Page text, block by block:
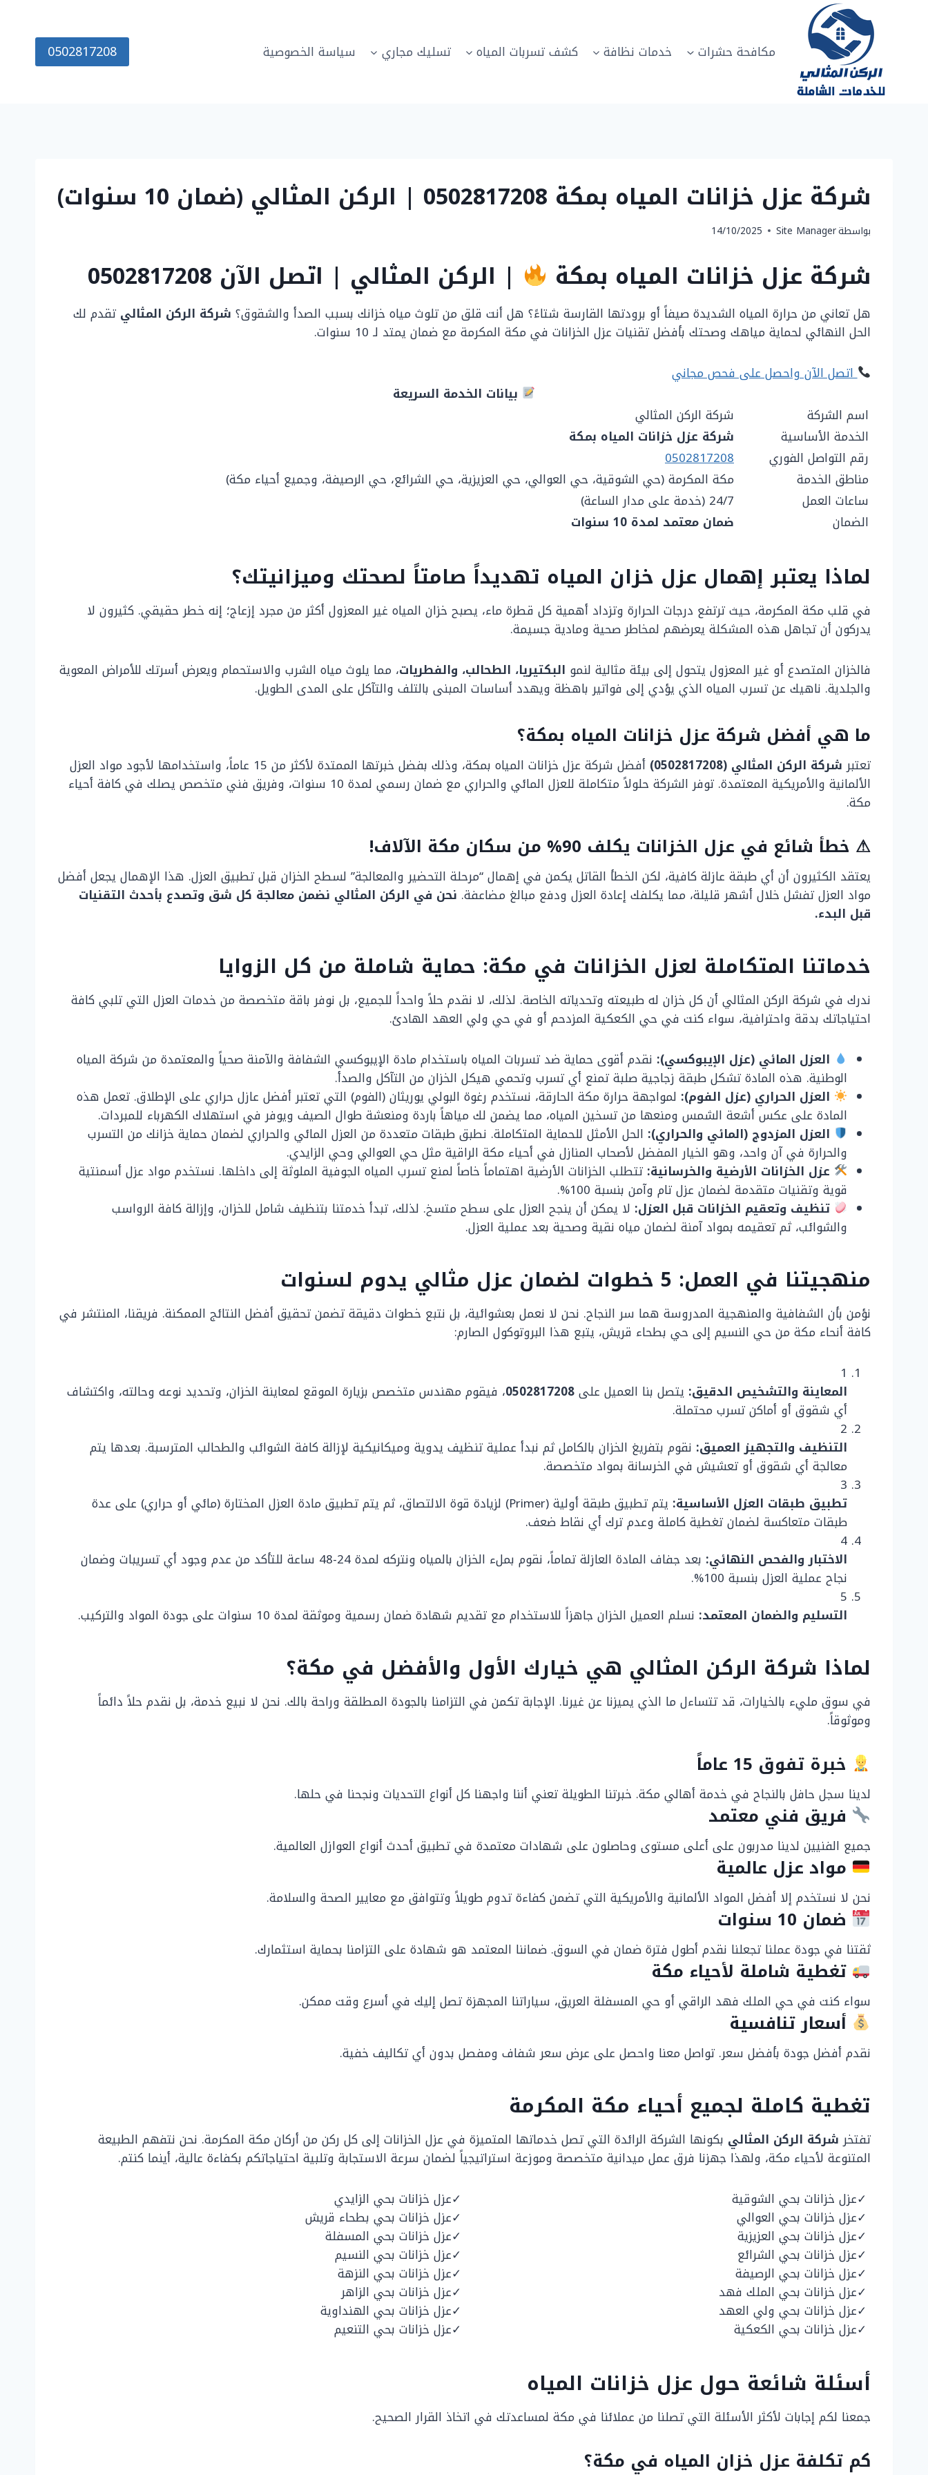
مكافحة حشرات خدمات نظافة كشف تسربات المياه تسليك مجاري سياسة الخصوصية 0502817208
شركة عزل خزانات المياه بمكة 0502817208 | الركن المثالي (ضمان 10 سنوات)
بواسطةSite Manager
14/10/2025
شركة عزل خزانات المياه بمكة | الركن المثالي | اتصل الآن 0502817208
هل تعاني من حرارة المياه الشديدة صيفاً أو برودتها القارسة شتاءً؟ هل أنت قلق من تلوث مياه خزانك بسبب الصدأ والشقوق؟ شركة الركن المثالي تقدم لك
الحل النهائي لحماية مياهك وصحتك بأفضل تقنيات عزل الخزانات في مكة المكرمة مع ضمان يمتد لـ 10 سنوات.
اتصل الآن واحصل على فحص مجاني
بيانات الخدمة السريعة
اسم الشركة
شركة الركن المثالي
الخدمة الأساسية
شركة عزل خزانات المياه بمكة
رقم التواصل الفوري
0502817208
مناطق الخدمة
مكة المكرمة (حي الشوقية، حي العوالي، حي العزيزية، حي الشرائع، حي الرصيفة، وجميع أحياء مكة)
ساعات العمل
24/7 (خدمة على مدار الساعة)
الضمان
ضمان معتمد لمدة 10 سنوات
لماذا يعتبر إهمال عزل خزان المياه تهديداً صامتاً لصحتك وميزانيتك؟
في قلب مكة المكرمة، حيث ترتفع درجات الحرارة وتزداد أهمية كل قطرة ماء، يصبح خزان المياه غير المعزول أكثر من مجرد إزعاج؛ إنه خطر حقيقي. كثيرون لا
يدركون أن تجاهل هذه المشكلة يعرضهم لمخاطر صحية ومادية جسيمة.
فالخزان المتصدع أو غير المعزول يتحول إلى بيئة مثالية لنمو البكتيريا، الطحالب، والفطريات، مما يلوث مياه الشرب والاستحمام ويعرض أسرتك للأمراض المعوية
والجلدية. ناهيك عن تسرب المياه الذي يؤدي إلى فواتير باهظة ويهدد أساسات المبنى بالتلف والتآكل على المدى الطويل.
ما هي أفضل شركة عزل خزانات المياه بمكة؟
تعتبر شركة الركن المثالي (0502817208)
أفضل شركة عزل خزانات المياه بمكة، وذلك بفضل خبرتها الممتدة لأكثر من 15 عاماً، واستخدامها لأجود مواد العزل
الألمانية والأمريكية المعتمدة. توفر الشركة حلولاً متكاملة للعزل المائي والحراري مع ضمان رسمي لمدة 10 سنوات، وفريق فني متخصص يصلك في كافة أحياء
مكة.
⚠ خطأ شائع في عزل الخزانات يكلف 90% من سكان مكة الآلاف!
يعتقد الكثيرون أن أي طبقة عازلة كافية، لكن الخطأ القاتل يكمن في إهمال “مرحلة التحضير والمعالجة” لسطح الخزان قبل تطبيق العزل. هذا الإهمال يجعل أفضل
مواد العزل تفشل خلال أشهر قليلة، مما يكلفك إعادة العزل ودفع مبالغ مضاعفة. نحن في الركن المثالي نضمن معالجة كل شق وتصدع بأحدث التقنيات
قبل البدء.
خدماتنا المتكاملة لعزل الخزانات في مكة: حماية شاملة من كل الزوايا
ندرك في شركة الركن المثالي أن كل خزان له طبيعته وتحدياته الخاصة. لذلك، لا نقدم حلاً واحداً للجميع، بل نوفر باقة متخصصة من خدمات العزل التي تلبي كافة
احتياجاتك بدقة واحترافية، سواء كنت في حي الكعكية المزدحم أو في حي ولي العهد الهادئ.
العزل المائي (عزل الإيبوكسي): نقدم أقوى حماية ضد تسربات المياه باستخدام مادة الإيبوكسي الشفافة والآمنة صحياً والمعتمدة من شركة المياه
الوطنية. هذه المادة تشكل طبقة زجاجية صلبة تمنع أي تسرب وتحمي هيكل الخزان من التآكل والصدأ.
العزل الحراري (عزل الفوم): لمواجهة حرارة مكة الحارقة، نستخدم رغوة البولي يوريثان (الفوم) التي تعتبر أفضل عازل حراري على الإطلاق. تعمل هذه
المادة على عكس أشعة الشمس ومنعها من تسخين المياه، مما يضمن لك مياهاً باردة ومنعشة طوال الصيف ويوفر في استهلاك الكهرباء للمبردات.
العزل المزدوج (المائي والحراري): الحل الأمثل للحماية المتكاملة. نطبق طبقات متعددة من العزل المائي والحراري لضمان حماية خزانك من التسرب
والحرارة في آن واحد، وهو الخيار المفضل لأصحاب المنازل في أحياء مكة الراقية مثل حي العوالي وحي الزايدي.
عزل الخزانات الأرضية والخرسانية: تتطلب الخزانات الأرضية اهتماماً خاصاً لمنع تسرب المياه الجوفية الملوثة إلى داخلها. نستخدم مواد عزل أسمنتية
قوية وتقنيات متقدمة لضمان عزل تام وآمن بنسبة 100%.
تنظيف وتعقيم الخزانات قبل العزل: لا يمكن أن ينجح العزل على سطح متسخ. لذلك، تبدأ خدمتنا بتنظيف شامل للخزان، وإزالة كافة الرواسب
والشوائب، ثم تعقيمه بمواد آمنة لضمان مياه نقية وصحية بعد عملية العزل.
منهجيتنا في العمل: 5 خطوات لضمان عزل مثالي يدوم لسنوات
نؤمن بأن الشفافية والمنهجية المدروسة هما سر النجاح. نحن لا نعمل بعشوائية، بل نتبع خطوات دقيقة تضمن تحقيق أفضل النتائج الممكنة. فريقنا، المنتشر في
كافة أنحاء مكة من حي النسيم إلى حي بطحاء قريش، يتبع هذا البروتوكول الصارم:
1
المعاينة والتشخيص الدقيق: يتصل بنا العميل على0502817208، فيقوم مهندس متخصص بزيارة الموقع لمعاينة الخزان، وتحديد نوعه وحالته، واكتشاف
أي شقوق أو أماكن تسرب محتملة.
2
التنظيف والتجهيز العميق: نقوم بتفريغ الخزان بالكامل ثم نبدأ عملية تنظيف يدوية وميكانيكية لإزالة كافة الشوائب والطحالب المترسبة. بعدها يتم
معالجة أي شقوق أو تعشيش في الخرسانة بمواد متخصصة.
3
تطبيق طبقات العزل الأساسية:
يتم تطبيق طبقة أولية (Primer) لزيادة قوة الالتصاق، ثم يتم تطبيق مادة العزل المختارة (مائي أو حراري) على عدة
طبقات متعاكسة لضمان تغطية كاملة وعدم ترك أي نقاط ضعف.
4
الاختبار والفحص النهائي:
بعد جفاف المادة العازلة تماماً، نقوم بملء الخزان بالمياه ونتركه لمدة 24-48 ساعة للتأكد من عدم وجود أي تسريبات وضمان
نجاح عملية العزل بنسبة 100%.
5
التسليم والضمان المعتمد: نسلم العميل الخزان جاهزاً للاستخدام مع تقديم شهادة ضمان رسمية وموثقة لمدة 10 سنوات على جودة المواد والتركيب.
لماذا شركة الركن المثالي هي خيارك الأول والأفضل في مكة؟
في سوق مليء بالخيارات، قد تتساءل ما الذي يميزنا عن غيرنا. الإجابة تكمن في التزامنا بالجودة المطلقة وراحة بالك. نحن لا نبيع خدمة، بل نقدم حلاً دائماً
وموثوقاً.
خبرة تفوق 15 عاماً
لدينا سجل حافل بالنجاح في خدمة أهالي مكة. خبرتنا الطويلة تعني أننا واجهنا كل أنواع التحديات ونجحنا في حلها.
فريق فني معتمد
جميع الفنيين لدينا مدربون على أعلى مستوى وحاصلون على شهادات معتمدة في تطبيق أحدث أنواع العوازل العالمية.
مواد عزل عالمية
نحن لا نستخدم إلا أفضل المواد الألمانية والأمريكية التي تضمن كفاءة تدوم طويلاً وتتوافق مع معايير الصحة والسلامة.
ضمان 10 سنوات
ثقتنا في جودة عملنا تجعلنا نقدم أطول فترة ضمان في السوق. ضماننا المعتمد هو شهادة على التزامنا بحماية استثمارك.
تغطية شاملة لأحياء مكة
سواء كنت في حي الملك فهد الراقي أو حي المسفلة العريق، سياراتنا المجهزة تصل إليك في أسرع وقت ممكن.
أسعار تنافسية
نقدم أفضل جودة بأفضل سعر. تواصل معنا واحصل على عرض سعر شفاف ومفصل بدون أي تكاليف خفية.
تغطية كاملة لجميع أحياء مكة المكرمة
تفتخر شركة الركن المثالي بكونها الشركة الرائدة التي تصل خدماتها المتميزة في عزل الخزانات إلى كل ركن من أركان مكة المكرمة. نحن نتفهم الطبيعة
المتنوعة لأحياء مكة، ولهذا جهزنا فرق عمل ميدانية متخصصة وموزعة استراتيجياً لضمان سرعة الاستجابة وتلبية احتياجاتكم بكفاءة عالية، أينما كنتم.
عزل خزانات بحي الشوقية
عزل خزانات بحي العوالي
عزل خزانات بحي العزيزية
عزل خزانات بحي الشرائع
عزل خزانات بحي الرصيفة
عزل خزانات بحي الملك فهد
عزل خزانات بحي ولي العهد
عزل خزانات بحي الكعكية
عزل خزانات بحي الزايدي
عزل خزانات بحي بطحاء قريش
عزل خزانات بحي المسفلة
عزل خزانات بحي النسيم
عزل خزانات بحي النزهة
عزل خزانات بحي الزاهر
عزل خزانات بحي الهنداوية
عزل خزانات بحي التنعيم
أسئلة شائعة حول عزل خزانات المياه
جمعنا لكم إجابات لأكثر الأسئلة التي تصلنا من عملائنا في مكة لمساعدتك في اتخاذ القرار الصحيح.
كم تكلفة عزل خزان المياه في مكة؟